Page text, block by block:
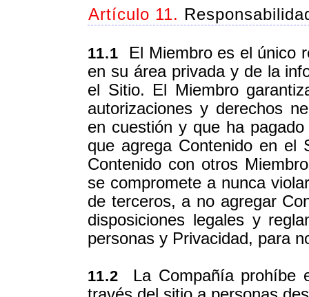
Artículo 11.
11.1 El Miembro es el único
en su área privada y de la
el Sitio. El Miembro
autorizaciones y derechos
en cuestión y que ha
que agrega Contenido en el
Contenido con otros
se compromete a nunca
de terceros, a no agregar
disposiciones legales y
personas y Privacidad, para
11.2 La Compañía prohíbe